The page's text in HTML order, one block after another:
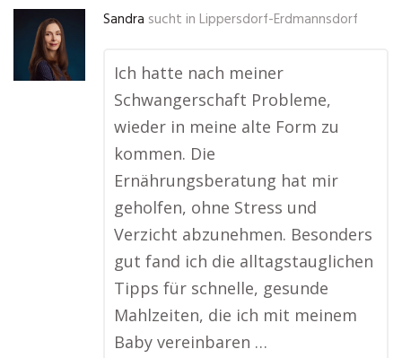
Sandra sucht in Lippersdorf-Erdmannsdorf
Ich hatte nach meiner
Schwangerschaft Probleme,
wieder in meine alte Form zu
kommen. Die
Ernährungsberatung hat mir
geholfen, ohne Stress und
Verzicht abzunehmen. Besonders
gut fand ich die alltagstauglichen
Tipps für schnelle, gesunde
Mahlzeiten, die ich mit meinem
Baby vereinbaren …